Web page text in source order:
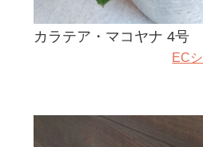
カラテア・マコヤナ 4号
EC